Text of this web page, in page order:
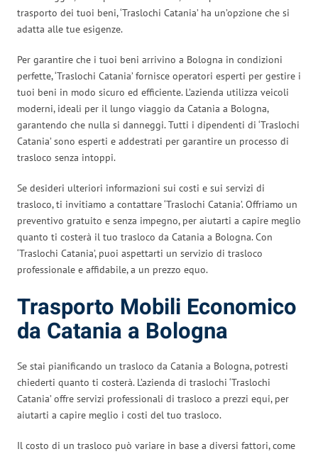
trasporto dei tuoi beni, ‘Traslochi Catania’ ha un’opzione che si
adatta alle tue esigenze.
Per garantire che i tuoi beni arrivino a Bologna in condizioni
perfette, ‘Traslochi Catania’ fornisce operatori esperti per gestire i
tuoi beni in modo sicuro ed efficiente. L’azienda utilizza veicoli
moderni, ideali per il lungo viaggio da Catania a Bologna,
garantendo che nulla si danneggi. Tutti i dipendenti di ‘Traslochi
Catania’ sono esperti e addestrati per garantire un processo di
trasloco senza intoppi.
Se desideri ulteriori informazioni sui costi e sui servizi di
trasloco, ti invitiamo a contattare ‘Traslochi Catania’. Offriamo un
preventivo gratuito e senza impegno, per aiutarti a capire meglio
quanto ti costerà il tuo trasloco da Catania a Bologna. Con
‘Traslochi Catania’, puoi aspettarti un servizio di trasloco
professionale e affidabile, a un prezzo equo.
Trasporto Mobili Economico
da Catania a Bologna
Se stai pianificando un trasloco da Catania a Bologna, potresti
chiederti quanto ti costerà. L’azienda di traslochi ‘Traslochi
Catania’ offre servizi professionali di trasloco a prezzi equi, per
aiutarti a capire meglio i costi del tuo trasloco.
Il costo di un trasloco può variare in base a diversi fattori, come